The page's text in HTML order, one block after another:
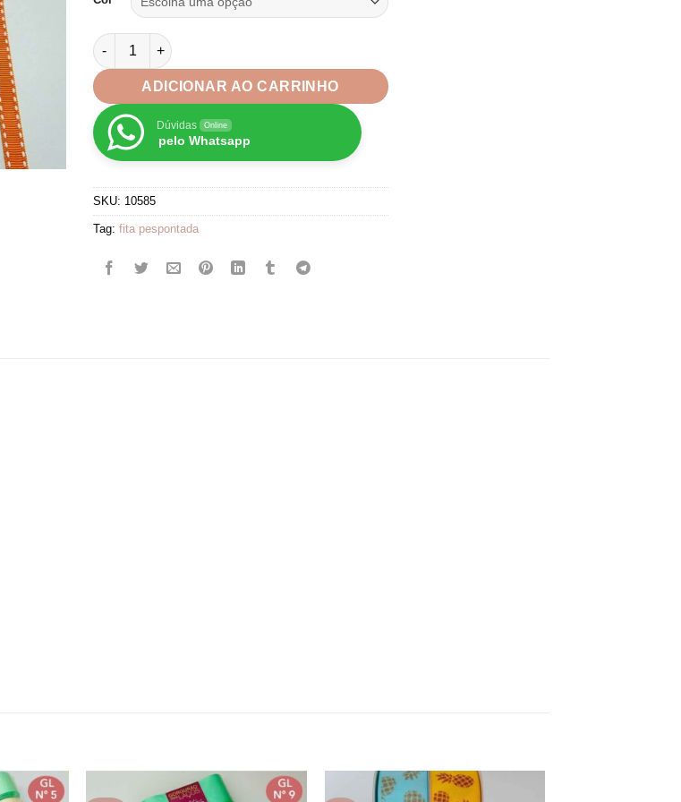
Fita Pespontada Importado 10mm - 5 metros quantidade
ADICIONAR AO CARRINHO
Dúvidas Online
pelo Whatsapp
SKU: 10585
Tag: fita pespontada